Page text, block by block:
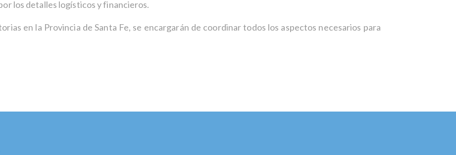
los detalles logísticos y financieros.
en la Provincia de Santa Fe, se encargarán de coordinar todos los aspectos necesarios para